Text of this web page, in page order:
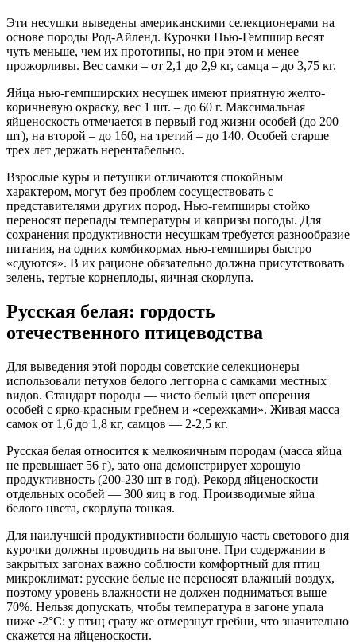
Эти несушки выведены американскими селекционерами на
основе породы Род-Айленд. Курочки Нью-Гемпшир весят
чуть меньше, чем их прототипы, но при этом и менее
прожорливы. Вес самки – от 2,1 до 2,9 кг, самца – до 3,75 кг.
Яйца нью-гемпширских несушек имеют приятную желто-
коричневую окраску, вес 1 шт. – до 60 г. Максимальная
яйценоскость отмечается в первый год жизни особей (до 200
шт), на второй – до 160, на третий – до 140. Особей старше
трех лет держать нерентабельно.
Взрослые куры и петушки отличаются спокойным
характером, могут без проблем сосуществовать с
представителями других пород. Нью-гемпширы стойко
переносят перепады температуры и капризы погоды. Для
сохранения продуктивности несушкам требуется разнообразие
питания, на одних комбикормах нью-гемпширы быстро
«сдуются». В их рационе обязательно должна присутствовать
зелень, тертые корнеплоды, яичная скорлупа.
Русская белая: гордость
отечественного птицеводства
Для выведения этой породы советские селекционеры
использовали петухов белого леггорна с самками местных
видов. Стандарт породы — чисто белый цвет оперения
особей с ярко-красным гребнем и «сережками». Живая масса
самок от 1,6 до 1,8 кг, самцов — 2-2,5 кг.
Русская белая относится к мелкояичным породам (масса яйца
не превышает 56 г), зато она демонстрирует хорошую
продуктивность (200-230 шт в год). Рекорд яйценоскости
отдельных особей — 300 яиц в год. Производимые яйца
белого цвета, скорлупа тонкая.
Для наилучшей продуктивности большую часть светового дня
курочки должны проводить на выгоне. При содержании в
закрытых загонах важно соблюсти комфортный для птиц
микроклимат: русские белые не переносят влажный воздух,
поэтому уровень влажности не должен подниматься выше
70%. Нельзя допускать, чтобы температура в загоне упала
ниже -2°С: у птиц сразу же отмерзнут гребни, что значительно
скажется на яйценоскости.